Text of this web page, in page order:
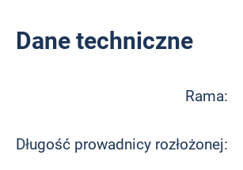
Dane techniczne
Rama:
Długość prowadnicy rozłożonej: